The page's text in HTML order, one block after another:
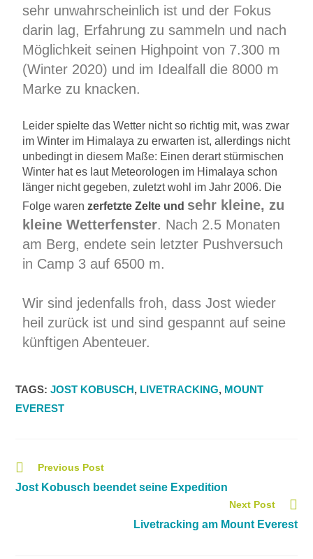
sehr unwahrscheinlich ist und der Fokus
darin lag, Erfahrung zu sammeln und nach
Möglichkeit seinen Highpoint von 7.300 m
(Winter 2020) und im Idealfall die 8000 m
Marke zu knacken.
Leider spielte das Wetter nicht so richtig mit, was zwar
im Winter im Himalaya zu erwarten ist, allerdings nicht
unbedingt in diesem Maße: Einen derart stürmischen
Winter hat es laut Meteorologen im Himalaya schon
länger nicht gegeben, zuletzt wohl im Jahr 2006. Die
Folge warenzerfetzte Zelte und sehr kleine, zu
kleine Wetterfenster. Nach 2.5 Monaten
am Berg, endete sein letzter Pushversuch
in Camp 3 auf 6500 m.
Wir sind jedenfalls froh, dass Jost wieder
heil zurück ist und sind gespannt auf seine
künftigen Abenteuer.
TAGS:JOST KOBUSCH, LIVETRACKING, MOUNT
EVEREST
Previous Post
Jost Kobusch beendet seine Expedition
Next Post
Livetracking am Mount Everest